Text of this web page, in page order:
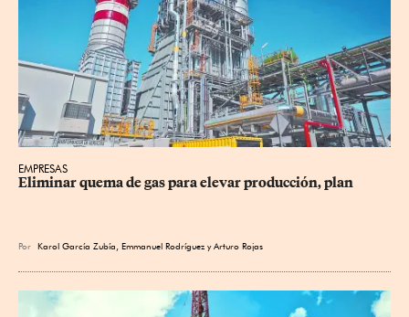
EMPRESAS
Eliminar quema de gas para elevar producción, plan
Por Karol García Zubía, Emmanuel Rodríguez yArturo Rojas